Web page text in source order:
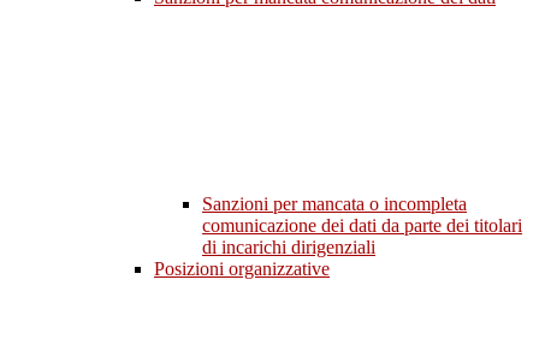
Sanzioni per mancata o incompleta
comunicazione dei dati da parte dei titolari
di incarichi dirigenziali
Posizioni organizzative